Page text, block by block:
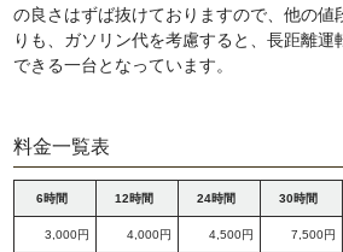
の良さはずば抜けておりますので、他の値
りも、ガソリン代を考慮すると、長距離運
できる一台となっています。
料金一覧表
6時間 12時間 24時間 30時間
3,000円 4,000円 4,500円 7,500円